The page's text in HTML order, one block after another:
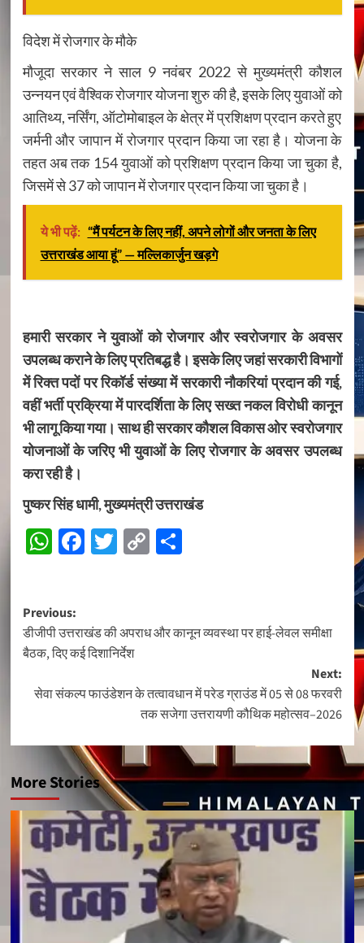
विदेश में रोजगार के मौके
मौजूदा सरकार ने साल 9 नवंबर 2022 से मुख्यमंत्री कौशल
उन्नयन एवं वैश्विक रोजगार योजना शुरु की है, इसके लिए युवाओं को
आतिथ्य, नर्सिंग, ऑटोमोबाइल के क्षेत्र में प्रशिक्षण प्रदान करते हुए
जर्मनी और जापान में रोजगार प्रदान किया जा रहा है। योजना के
तहत अब तक 154 युवाओं को प्रशिक्षण प्रदान किया जा चुका है,
जिसमें से 37 को जापान में रोजगार प्रदान किया जा चुका है।
ये भी पढ़ें: “मैं पर्यटन के लिए नहीं, अपने लोगों और जनता के लिए
उत्तराखंड आया हूं” — मल्लिकार्जुन खड़गे
हमारी सरकार ने युवाओं को रोजगार और स्वरोजगार के अवसर
उपलब्ध कराने के लिए प्रतिबद्ध है। इसके लिए जहां सरकारी विभागों
में रिक्त पदों पर रिकॉर्ड संख्या में सरकारी नौकरियां प्रदान की गई,
वहीं भर्ती प्रक्रिया में पारदर्शिता के लिए सख्त नकल विरोधी कानून
भी लागू किया गया। साथ ही सरकार कौशल विकास ओर स्वरोजगार
योजनाओं के जरिए भी युवाओं के लिए रोजगार के अवसर उपलब्ध
करा रही है।
पुष्कर सिंह धामी, मुख्यमंत्री उत्तराखंड
WhatsApp
Facebook
Twitter
CopyShare
Post
navigation
Previous:
डीजीपी उत्तराखंड की अपराध और कानून व्यवस्था पर हाई-लेवल समीक्षा
बैठक, दिए कई दिशानिर्देश
Next:
सेवा संकल्प फाउंडेशन के तत्वावधान में परेड ग्राउंड में 05 से 08 फरवरी
तक सजेगा उत्तरायणी कौथिक महोत्सव–2026
More Stories